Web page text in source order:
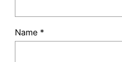
Name *